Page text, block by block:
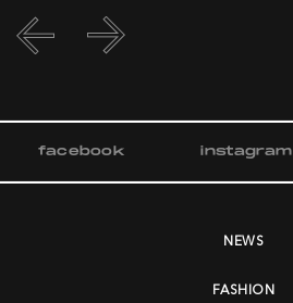
facebook instagram
NEWS
FASHION